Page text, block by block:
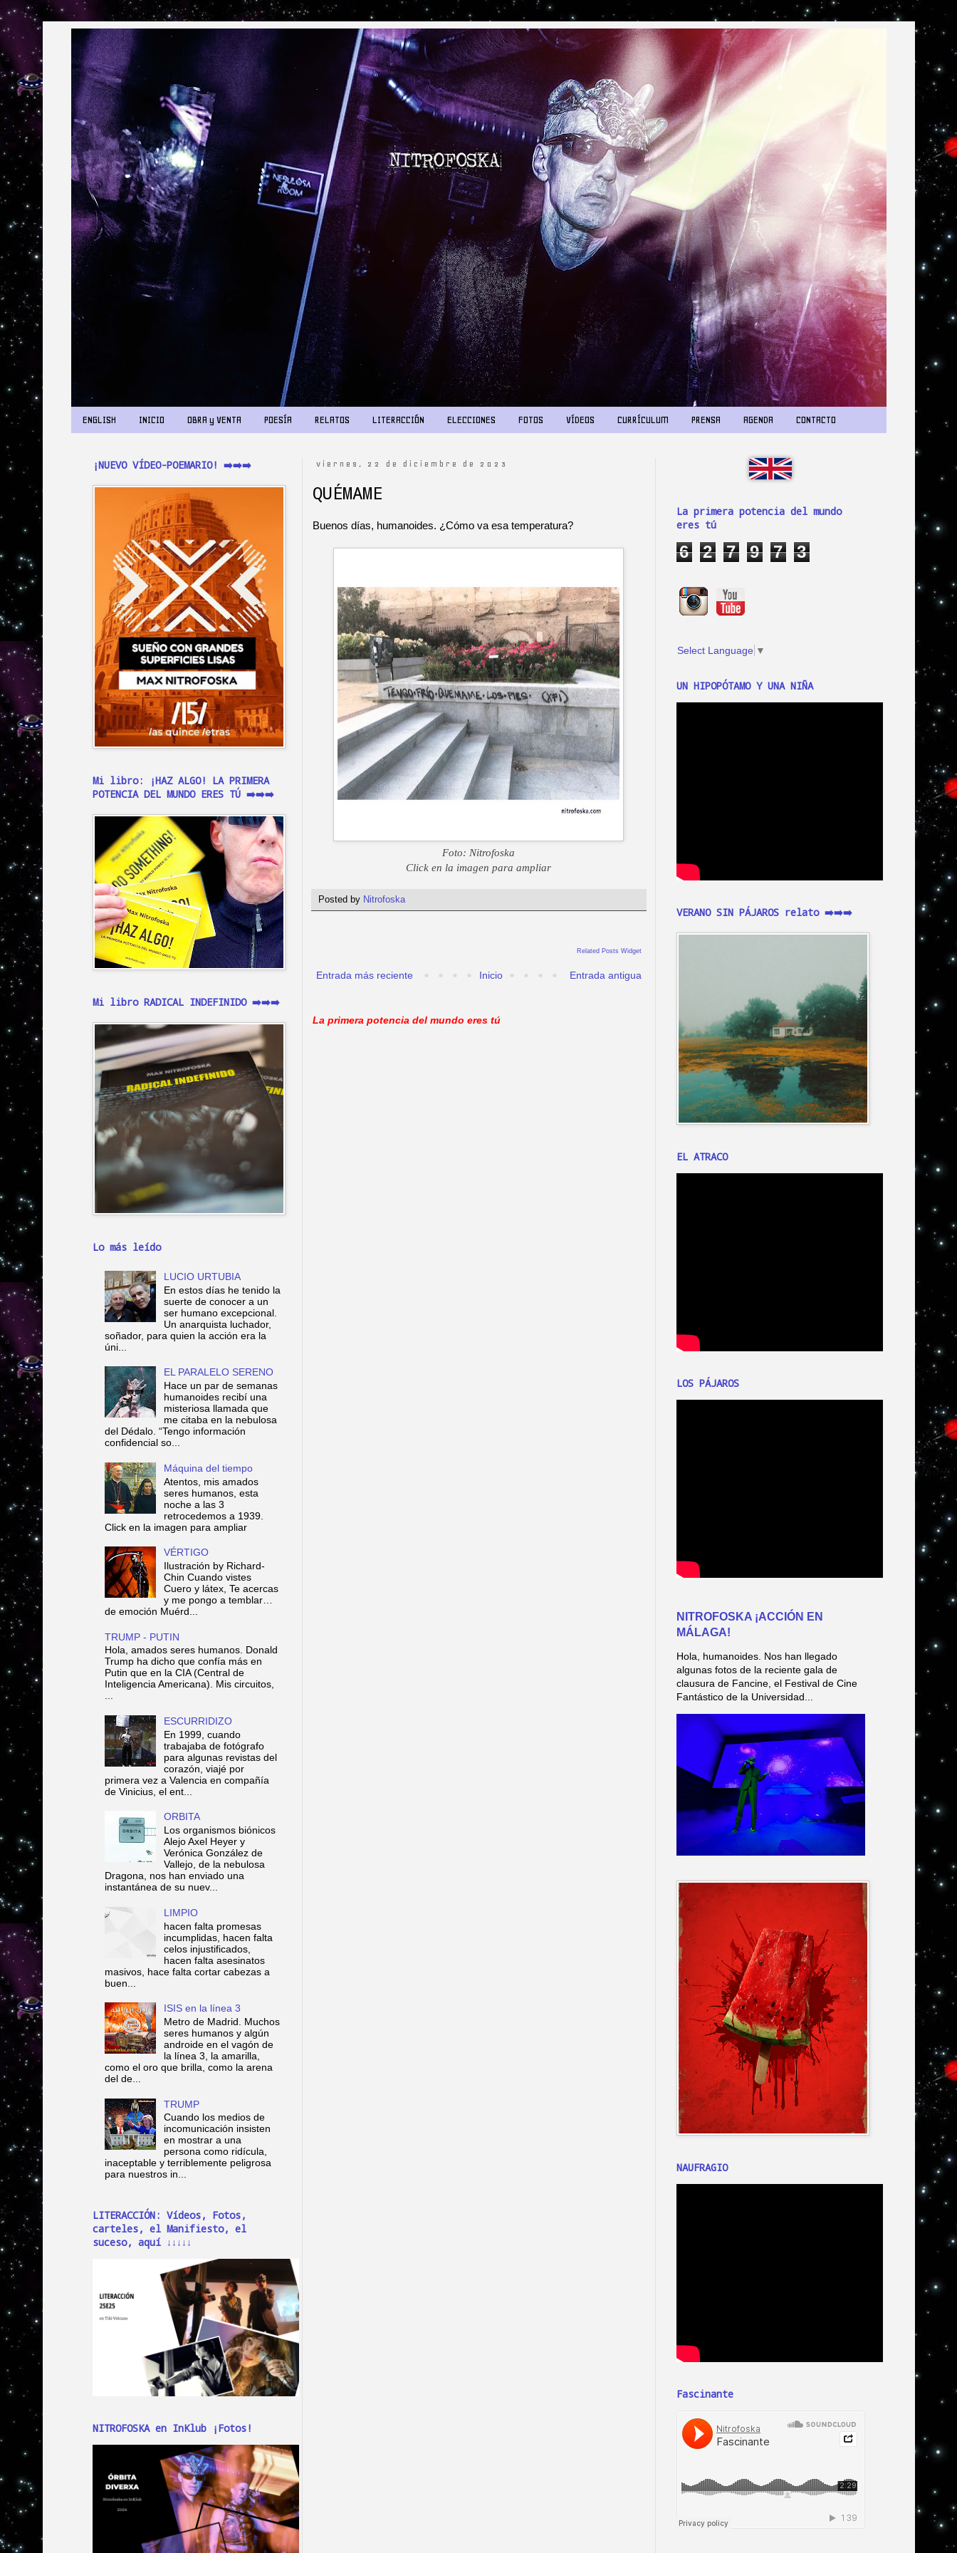
ENGLISH INICIO OBRA y VENTA POESÍA RELATOS LITERACCIÓN ELECCIONES FOTOS VÍDEOS CURRÍCULUM PRENSA AGENDA CONTACTO
viernes, 22 de diciembre de 2023
QUÉMAME
Buenos días, humanoides. ¿Cómo va esa temperatura?
Foto: Nitrofoska
Click en la imagen para ampliar
Posted by Nitrofoska
Related Posts Widget
Entrada más reciente Entrada antigua
Inicio
La primera potencia del mundo eres tú
¡NUEVO VÍDEO-POEMARIO! ➡️➡️➡️
Mi libro: ¡HAZ ALGO! LA PRIMERA
POTENCIA DEL MUNDO ERES TÚ ➡️➡️➡️
Mi libro RADICAL INDEFINIDO ➡️➡️➡️
Lo más leído
LUCIO URTUBIA
En estos días he tenido la
suerte de conocer a un
ser humano excepcional.
Un anarquista luchador,
soñador, para quien la acción era la
úni...
EL PARALELO SERENO
Hace un par de semanas
humanoides recibí una
misteriosa llamada que
me citaba en la nebulosa
del Dédalo. “Tengo información
confidencial so...
Máquina del tiempo
Atentos, mis amados
seres humanos, esta
noche a las 3
retrocedemos a 1939.
Click en la imagen para ampliar
VÉRTIGO
Ilustración by Richard-
Chin Cuando vistes
Cuero y látex, Te acercas
y me pongo a temblar…
de emoción Muérd...
TRUMP - PUTIN
Hola, amados seres humanos. Donald
Trump ha dicho que confía más en
Putin que en la CIA (Central de
Inteligencia Americana). Mis circuitos,
...
ESCURRIDIZO
En 1999, cuando
trabajaba de fotógrafo
para algunas revistas del
corazón, viajé por
primera vez a Valencia en compañía
de Vinicius, el ent...
ORBITA
Los organismos biónicos
Alejo Axel Heyer y
Verónica González de
Vallejo, de la nebulosa
Dragona, nos han enviado una
instantánea de su nuev...
LIMPIO
hacen falta promesas
incumplidas, hacen falta
celos injustificados,
hacen falta asesinatos
masivos, hace falta cortar cabezas a
buen...
ISIS en la línea 3
Metro de Madrid. Muchos
seres humanos y algún
androide en el vagón de
la línea 3, la amarilla,
como el oro que brilla, como la arena
del de...
TRUMP
Cuando los medios de
incomunicación insisten
en mostrar a una
persona como ridícula,
inaceptable y terriblemente peligrosa
para nuestros in...
LITERACCIÓN: Vídeos, Fotos,
carteles, el Manifiesto, el
suceso, aquí ↓↓↓↓↓
NITROFOSKA en InKlub ¡Fotos!
La primera potencia del mundo
eres tú
6 2 7 9 7 3
Select Language ▼
UN HIPOPÓTAMO Y UNA NIÑA
VERANO SIN PÁJAROS relato ➡️➡️➡️
EL ATRACO
LOS PÁJAROS
NITROFOSKA ¡ACCIÓN EN
MÁLAGA!
Hola, humanoides. Nos han llegado
algunas fotos de la reciente gala de
clausura de Fancine, el Festival de Cine
Fantástico de la Universidad...
NAUFRAGIO
Fascinante